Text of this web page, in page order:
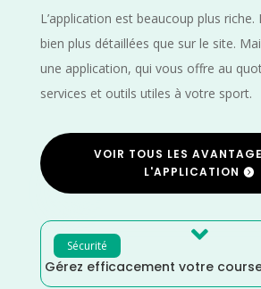
L’application est beaucoup plus
bien plus détaillées que sur le site.
une application, qui vous offre au
services et outils utiles à votre sport.
VOIR TOUS LES
L'APPLICATION
Sécurité 
Gérez efficacement votre